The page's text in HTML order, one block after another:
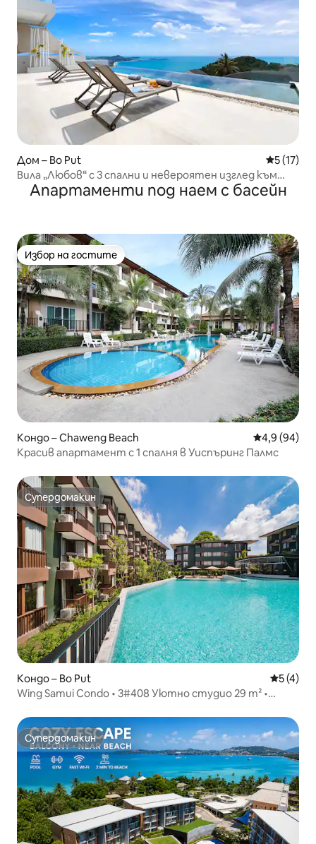
Дом – Bo Put Средна
5 (17)
Вила „Любов“ с 3 спални и невероятен изглед към
морето
Апартаменти под наем с басейн
Избор на гостите
Избор на гостите
Кондо – Chaweng Beach Средна
4,9 (94)
Красив апартамент с 1 спалня в Уиспъринг Палмс
Супердомакин
Супердомакин
Кондо – Bo Put Средна
5 (4)
Wing Samui Condo • 3#408 Уютно студио 29 m² •
Супердомакин
Супердомакин